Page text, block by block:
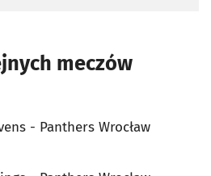
meczów
- Panthers Wrocław